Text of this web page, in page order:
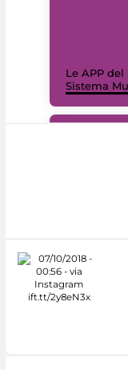
Le APP del
Sistema